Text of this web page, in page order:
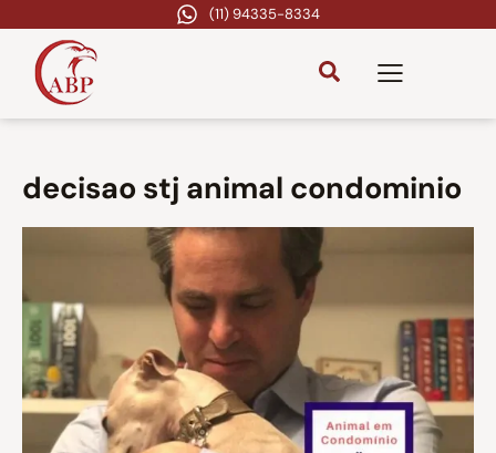
(11) 94335-8334
decisao stj animal condominio